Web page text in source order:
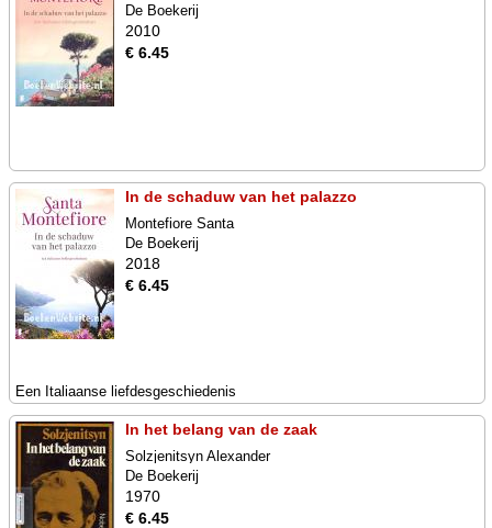
De Boekerij
2010
€ 6.45
In de schaduw van het palazzo
Montefiore Santa
De Boekerij
2018
€ 6.45
Een Italiaanse liefdesgeschiedenis
In het belang van de zaak
Solzjenitsyn Alexander
De Boekerij
1970
€ 6.45